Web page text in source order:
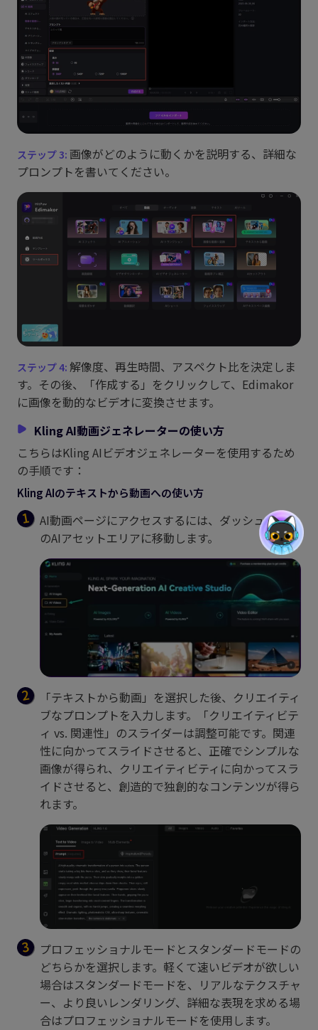
画像がどのように動くかを説明する、詳細な
プロンプトを書いてください。
解像度、再生時間、アスペクト比を決定しま
す。その後、「作成する」をクリックして、Edimakor
に画像を動的なビデオに変換させます。
Kling AI動画ジェネレーターの使い方
こちらはKling AIビデオジェネレーターを使用するため
の手順です：
Kling AIのテキストから動画への使い方
AI動画ページにアクセスするには、ダッシュボード
のAIアセットエリアに移動します。
「テキストから動画」を選択した後、クリエイティ
ブなプロンプトを入力します。「クリエイティビテ
ィ vs. 関連性」のスライダーは調整可能です。関連
性に向かってスライドさせると、正確でシンプルな
画像が得られ、クリエイティビティに向かってスラ
イドさせると、創造的で独創的なコンテンツが得ら
れます。
プロフェッショナルモードとスタンダードモードの
どちらかを選択します。軽くて速いビデオが欲しい
場合はスタンダードモードを、リアルなテクスチャ
ー、より良いレンダリング、詳細な表現を求める場
合はプロフェッショナルモードを使用します。